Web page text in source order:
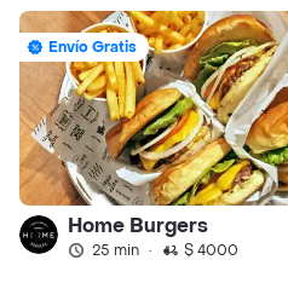
Envío Gratis
Home Burgers
25 min · $ 4000